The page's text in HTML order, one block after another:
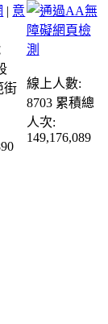
| 意
街
線上人數:
8703 累積總
人次:
149,176,089